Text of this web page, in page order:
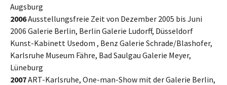
Augsburg
2006Ausstellungsfreie Zeit von Dezember 2005 bis Juni
2006 Galerie Berlin, Berlin Galerie Ludorff, Düsseldorf
Kunst-Kabinett Usedom , Benz Galerie Schrade/Blashofer,
Karlsruhe Museum Fähre, Bad Saulgau Galerie Meyer,
Lüneburg
2007ART-Karlsruhe, One-man-Show mit der Galerie Berlin,